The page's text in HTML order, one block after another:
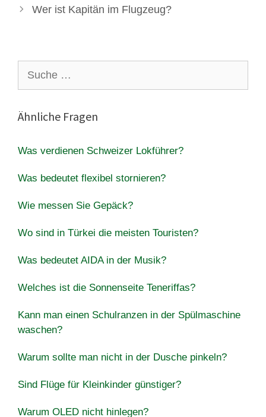
Wer ist Kapitän im Flugzeug?
nach:
Ähnliche Fragen
Was verdienen Schweizer Lokführer?
Was bedeutet flexibel stornieren?
Wie messen Sie Gepäck?
Wo sind in Türkei die meisten Touristen?
Was bedeutet AIDA in der Musik?
Welches ist die Sonnenseite Teneriffas?
Kann man einen Schulranzen in der Spülmaschine
waschen?
Warum sollte man nicht in der Dusche pinkeln?
Sind Flüge für Kleinkinder günstiger?
Warum OLED nicht hinlegen?